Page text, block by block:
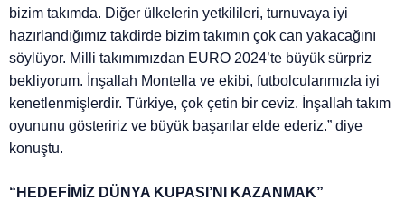
bizim takımda. Diğer ülkelerin yetkilileri, turnuvaya iyi
hazırlandığımız takdirde bizim takımın çok can yakacağını
söylüyor. Milli takımımızdan EURO 2024’te büyük sürpriz
bekliyorum. İnşallah Montella ve ekibi, futbolcularımızla iyi
kenetlenmişlerdir. Türkiye, çok çetin bir ceviz. İnşallah takım
oyununu gösteririz ve büyük başarılar elde ederiz.” diye
konuştu.
“HEDEFİMİZ DÜNYA KUPASI’NI KAZANMAK”